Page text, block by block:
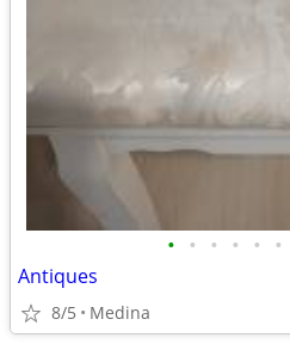
• • • • • •
Antiques
8/5 Medina